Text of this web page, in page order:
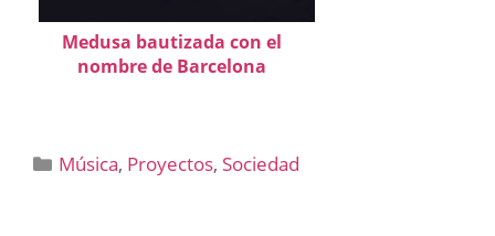
Medusa bautizada con el
nombre de Barcelona
Categorías
Música, Proyectos, Sociedad